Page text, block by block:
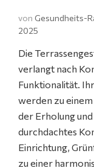
von Gesundheits-
2025
Die
verlangt nach
Funktionalität.
werden zu
der Erholung
durchdachtes
Einrichtung,
zu einer